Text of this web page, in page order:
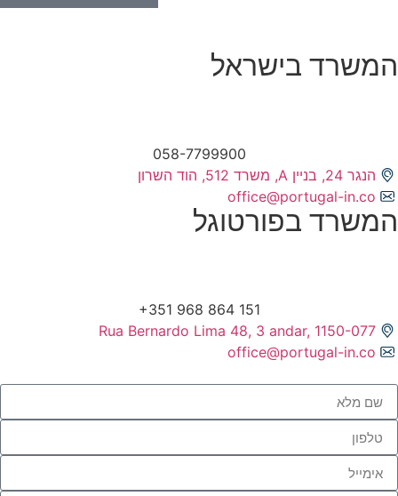
המשרד בישראל
058-7799900
הנגר 24, בניין A, משרד 512, הוד השרון
office@portugal-in.co
המשרד בפורטוגל
Rua Bernardo Lima 48, 3 andar, 1150-077
office@portugal-in.co